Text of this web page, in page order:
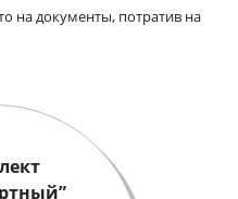
на документы, потратив на